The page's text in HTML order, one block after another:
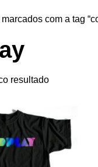
com a tag
resultado